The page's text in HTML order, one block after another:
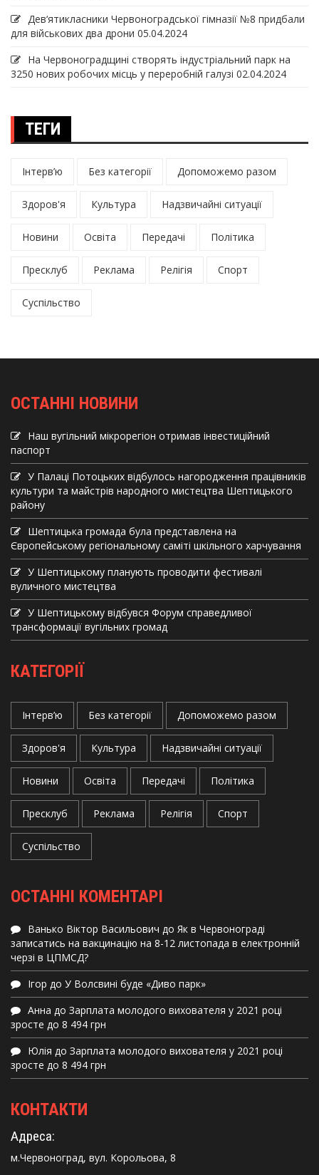
Дев‘ятикласники Червоноградської гімназії №8 придбали
для військових два дрони 05.04.2024
На Червоноградщині створять індустріальний парк на
3250 нових робочих місць у переробній галузі 02.04.2024
ТЕГИ
Інтерв’ю Без категорії Допоможемо разом
Здоров'я Культура Надзвичайні ситуації
Новини Освіта Передачі Політика
Пресклуб Реклама Релігія Спорт
Суспільство
ОСТАННІ НОВИНИ
Наш вугільний мікрорегіон отримав інвеcтиційний
паспорт
У Палаці Потоцьких відбулось нагородження працівників
культури та майстрів народного мистецтва Шептицького
району
Шептицька громада була представлена на
Європейському регіональному саміті шкільного харчування
У Шептицькому планують проводити фестивалі
вуличного мистецтва
У Шептицькому відбувся Форум справедливої
трансформації вугільних громад
КАТЕГОРІЇ
Інтерв’ю Без категорії Допоможемо разом
Здоров'я Культура Надзвичайні ситуації
Новини Освіта Передачі Політика
Пресклуб Реклама Релігія Спорт
Суспільство
ОСТАННІ КОМЕНТАРІ
Ванько Віктор Васильович до Як в Червонограді
записатись на вакцинацію на 8-12 листопада в електронній
черзі в ЦПМСД?
Ігор до У Волсвині буде «Диво парк»
Анна до Зарплата молодого вихователя у 2021 році
зросте до 8 494 грн
Юлія до Зарплата молодого вихователя у 2021 році
зросте до 8 494 грн
КОНТАКТИ
Адреса:
м.Червоноград, вул. Корольова, 8